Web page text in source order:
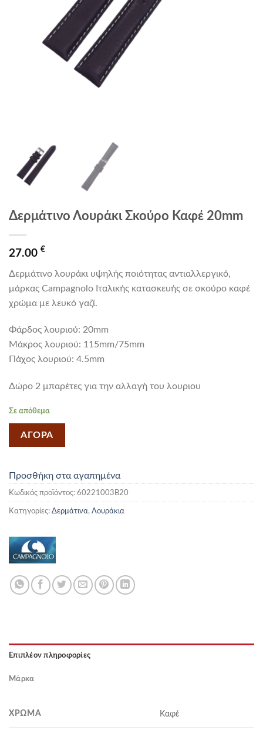
Δερμάτινο Λουράκι Σκούρο Καφέ 20mm
27.00 €
Δερμάτινο λουράκι υψηλής ποιότητας αντιαλλεργικό,
μάρκας Campagnolo Ιταλικής κατασκευής σε σκούρο καφέ
χρώμα με λευκό γαζί.
Φάρδος λουριού: 20mm
Mάκρος λουριού: 115mm/75mm
Πάχος λουριού: 4.5mm
Δώρο 2 μπαρέτες για την αλλαγή του λουριου
Σε απόθεμα
ΑΓΟΡΑ
Προσθήκη στα αγαπημένα
Κωδικός προϊόντος: 60221003B20
Κατηγορίες: Δερμάτινα, Λουράκια
Επιπλέον πληροφορίες
Μάρκα
ΧΡΏΜΑ Καφέ